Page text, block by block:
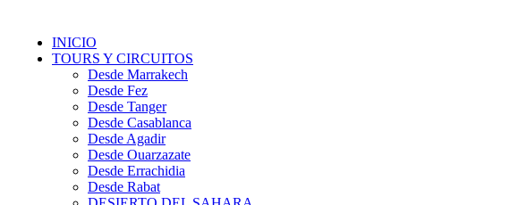
INICIO
TOURS Y CIRCUITOS
Desde Marrakech
Desde Fez
Desde Tanger
Desde Casablanca
Desde Agadir
Desde Ouarzazate
Desde Errachidia
Desde Rabat